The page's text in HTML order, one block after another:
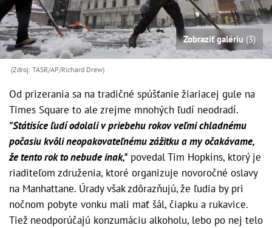
Zobraziť galériu (3)
(Zdroj: TASR/AP/Richard Drew)
Od prizerania sa na tradičné spúšťanie žiariacej gule na
Times Square to ale zrejme mnohých ľudí neodradí.
"Státisíce ľudí odolali v priebehu rokov veľmi chladnému
počasiu kvôli neopakovateľnému zážitku a my očakávame,
že tento rok to nebude inak," povedal Tim Hopkins, ktorý je
riaditeľom združenia, ktoré organizuje novoročné oslavy
na Manhattane. Úrady však zdôrazňujú, že ľudia by pri
nočnom pobyte vonku mali mať šál, čiapku a rukavice.
Tiež neodporúčajú konzumáciu alkoholu, lebo po nej telo